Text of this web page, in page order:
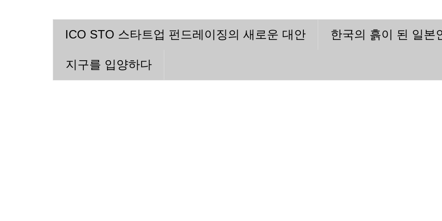
ICO STO 스타트업 펀드레이징의 새로운 대안 한국의 흙이 된 일본
지구를 입양하다